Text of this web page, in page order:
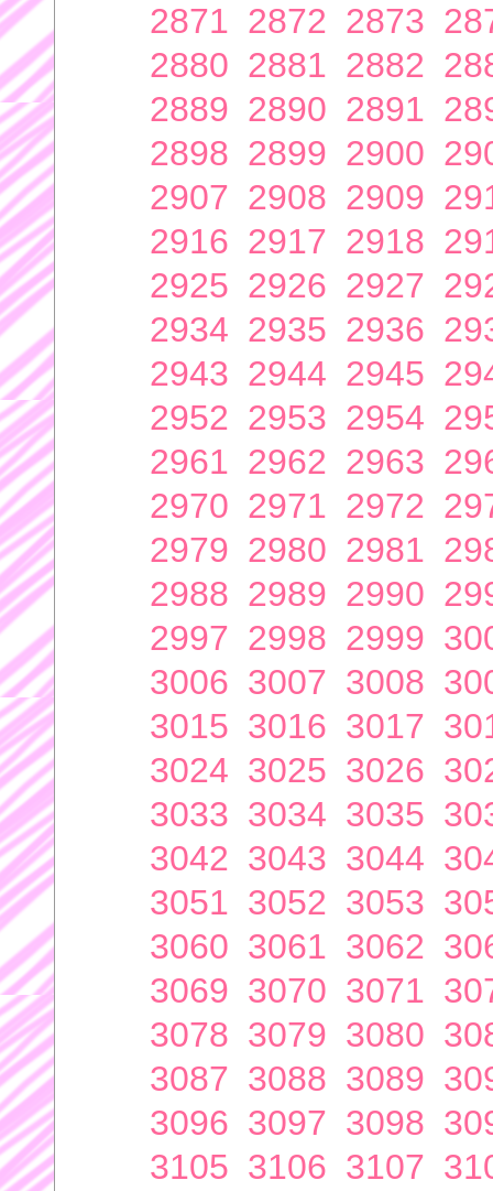
2871 2872 2873
2880 2881 2882
2889 2890 2891
2898 2899 2900
2907 2908 2909
2916 2917 2918
2925 2926 2927
2934 2935 2936
2943 2944 2945
2952 2953 2954
2961 2962 2963
2970 2971 2972
2979 2980 2981
2988 2989 2990
2997 2998 2999
3006 3007 3008
3015 3016 3017
3024 3025 3026
3033 3034 3035
3042 3043 3044
3051 3052 3053
3060 3061 3062
3069 3070 3071
3078 3079 3080
3087 3088 3089
3096 3097 3098
3105 3106 3107